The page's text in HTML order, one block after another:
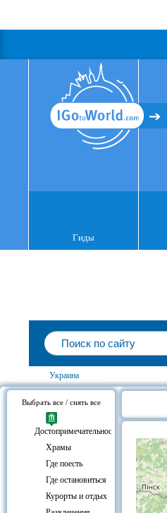
Гиды
Украина
Выбрать все / снять все
Достопримечательности
Храмы
Где поесть
Где остановиться
Курорты и отдых